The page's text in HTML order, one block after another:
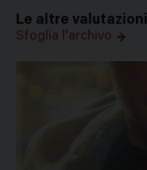
Le altre valutazioni
Sfoglia l'archivo